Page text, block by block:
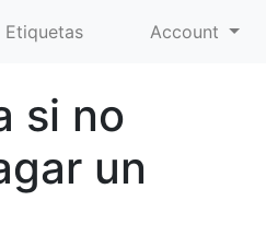
Etiquetas Account
si no
un